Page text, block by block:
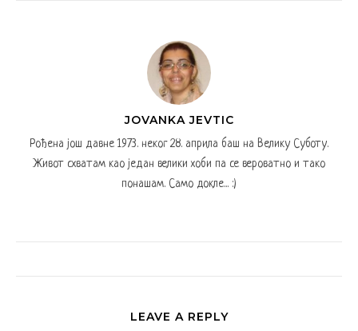
JOVANKA JEVTIC
Рођена још давне 1973. неког 28. априла баш на Велику Суботу.
Живот схватам као један велики хоби па се вероватно и тако
понашам. Само докле... :)
LEAVE A REPLY